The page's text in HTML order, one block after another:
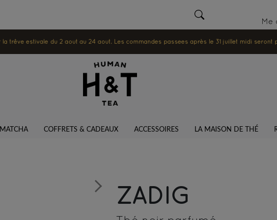
Me
trêve estivale du 2 août au 24 août. Les commandes passées après le 31 juillet midi seront
COFFRETS & CADEAUX ACCESSOIRES LA MAISON DE THÉ
Next ZADIG